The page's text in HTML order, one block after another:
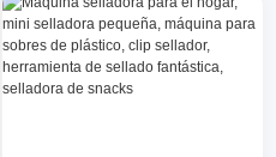
Caliente para Bolsas de
Plástico de Snacks Mini-
Portátil, Gadget Práctico